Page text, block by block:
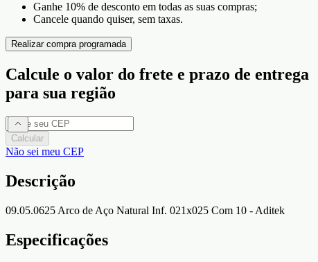
Ganhe 10% de desconto em todas as suas compras;
Cancele quando quiser, sem taxas.
Realizar compra programada
Calcule o valor do frete e prazo de entrega
para sua região
Calcular
Não sei meu CEP
Descrição
09.05.0625 Arco de Aço Natural Inf. 021x025 Com 10 - Aditek
Especificações